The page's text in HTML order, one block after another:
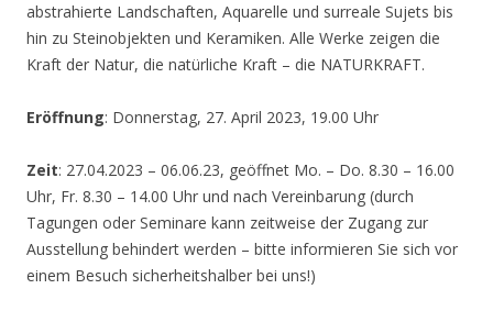
abstrahierte Landschaften, Aquarelle und surreale Sujets bis
hin zu Steinobjekten und Keramiken. Alle Werke zeigen die
Kraft der Natur, die natürliche Kraft – die NATURKRAFT.
Eröffnung: Donnerstag, 27. April 2023, 19.00 Uhr
Zeit: 27.04.2023 – 06.06.23, geöffnet Mo. – Do. 8.30 – 16.00
Uhr, Fr. 8.30 – 14.00 Uhr und nach Vereinbarung (durch
Tagungen oder Seminare kann zeitweise der Zugang zur
Ausstellung behindert werden – bitte informieren Sie sich vor
einem Besuch sicherheitshalber bei uns!)